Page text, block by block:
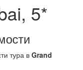
5*
тура в Grand